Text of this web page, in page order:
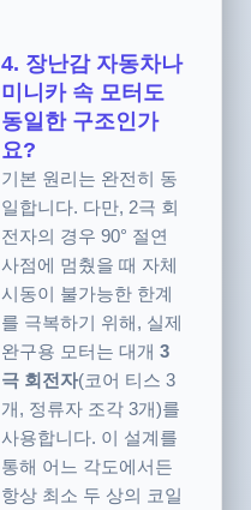
4. 장난감 자동차나
미니카 속 모터도
동일한 구조인가
요?
기본 원리는 완전히 동
일합니다. 다만, 2극 회
전자의 경우 90° 절연
사점에 멈췄을 때 자체
시동이 불가능한 한계
를 극복하기 위해, 실제
완구용 모터는 대개 3
극 회전자(코어 티스 3
개, 정류자 조각 3개)를
사용합니다. 이 설계를
통해 어느 각도에서든